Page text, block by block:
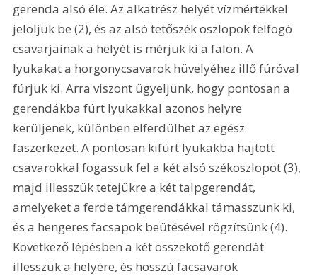
gerenda alsó éle. Az alkatrész helyét vízmértékkel
jelöljük be (2), és az alsó tetőszék oszlopok felfogó
csavarjainak a helyét is mérjük ki a falon. A
lyukakat a horgonycsavarok hüvelyéhez illő fúróval
fúrjuk ki. Arra viszont ügyeljünk, hogy pontosan a
gerendákba fúrt lyukakkal azonos helyre
kerüljenek, különben elferdülhet az egész
faszerkezet. A pontosan kifúrt lyukakba hajtott
csavarokkal fogassuk fel a két alsó székoszlopot (3),
majd illesszük tetejükre a két talpgerendát,
amelyeket a ferde támgerendákkal támasszunk ki,
és a hengeres facsapok beütésével rögzítsünk (4).
Következő lépésben a két összekötő gerendát
illesszük a helyére, és hosszú facsavarok